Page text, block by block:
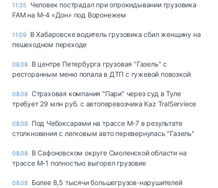
11:35 Человек пострадал при опрокидывании грузовика
FAM на М-4 «Дон» под Воронежем
11:09 В Хабаровске водитель грузовика сбил женщину на
пешеходном переходе
08.08 В центре Петербурга грузовая "Газель" с
ресторанным меню попала в ДТП с гужевой повозкой
08.08 Страховая компания "Пари" через суд в Туле
требует 29 млн руб. с автоперевозчика Kaz TralServiece
08.08 Под Чебоксарами на трассе М-7 в результате
столкновения с легковым авто перевернулась "Газель"
08.08 В Сафоновском округе Смоленской области на
трассе М-1 полностью выгорел грузовик
08.08 Более 8,5 тысячи большегрузов-нарушителей